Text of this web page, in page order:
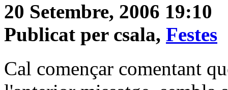
20 Setembre, 2006 19:10
Publicat per csala, Festes
Cal començar comentant